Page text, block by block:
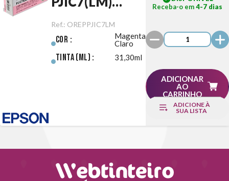
Magenta Claro
Original
Ref.: OREPPJIC7LM
Cor :
Magenta
Claro
Tinta (ml) : 31,30ml
Receba-o em4-7 dias
ADICIONAR
AO
CARRINHO
ADICIONE À
SUA LISTA